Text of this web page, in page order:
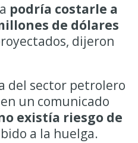
podría costarle a
de dólares
dijeron
del sector petrolero
un comunicado
existía riesgo de
a la huelga.